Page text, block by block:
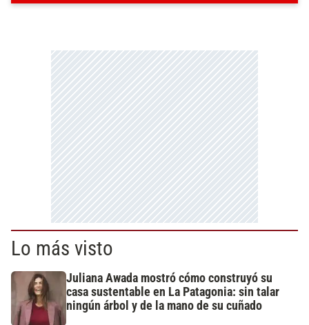
Lo más visto
Juliana Awada mostró cómo construyó su
casa sustentable en La Patagonia: sin talar
ningún árbol y de la mano de su cuñado